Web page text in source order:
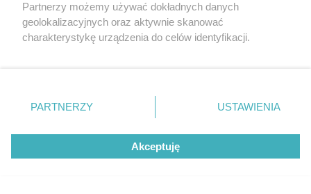
uszczelniania gruntu
Partnerzy możemy używać dokładnych danych
geolokalizacyjnych oraz aktywnie skanować
charakterystykę urządzenia do celów identyfikacji.
zmienić/wycofać klikając przycisk ustawień prywatności
znajdujący się w lewym dolnym rogu strony
rodzaje przetwarzania danych nie wymagają zgody
użytkownika, ale masz prawo sprzeciwić się takiemu
przetwarzaniu. Preferencje będą miały zastosowanie tylko
PARTNERZY USTAWIENIA
Akceptuję